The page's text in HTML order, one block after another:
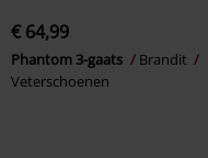
€ 64,99
Phantom 3-gaats
Brandit
Veterschoenen